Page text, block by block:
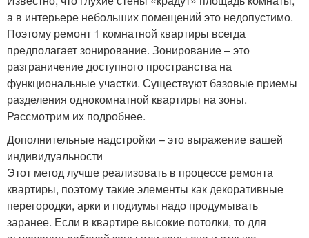
а в интерьере небольших помещений это недопустимо.
Поэтому ремонт 1 комнатной квартиры всегда
предполагает зонирование. Зонирование – это
разграничение доступного пространства на
функциональные участки. Существуют базовые приемы
разделения однокомнатной квартиры на зоны.
Рассмотрим их подробнее.
Дополнительные надстройки – это выражение вашей
индивидуальности
Этот метод лучше реализовать в процессе ремонта
квартиры, поэтому такие элементы как декоративные
перегородки, арки и подиумы надо продумывать
заранее. Если в квартире высокие потолки, то для